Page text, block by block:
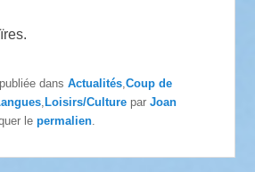
dansActualités ,Coup de
Loisirs/Culture parJoan
lepermalien